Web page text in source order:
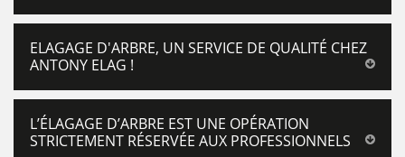
ELAGAGE D'ARBRE, UN SERVICE DE QUALITÉ CHEZ
ANTONY ELAG !
L’ÉLAGAGE D’ARBRE EST UNE OPÉRATION
STRICTEMENT RÉSERVÉE AUX PROFESSIONNELS